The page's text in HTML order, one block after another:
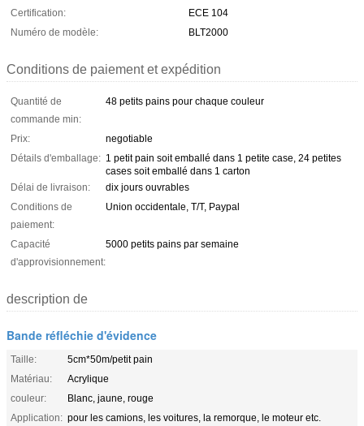
Certification:
ECE 104
Numéro de modèle:
BLT2000
Conditions de paiement et expédition
Quantité de
commande min:
48 petits pains pour chaque couleur
Prix:
negotiable
Détails d'emballage: 1 petit pain soit emballé dans 1 petite case, 24 petites
cases soit emballé dans 1 carton
Délai de livraison:
dix jours ouvrables
Conditions de
paiement:
Union occidentale, T/T, Paypal
Capacité
d'approvisionnement:
5000 petits pains par semaine
description de
Bande réfléchie d'évidence
Taille:
5cm*50m/petit pain
Matériau:
Acrylique
couleur:
Blanc, jaune, rouge
Application: pour les camions, les voitures, la remorque, le moteur etc.